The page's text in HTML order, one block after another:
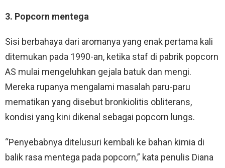
3. Popcorn mentega
Sisi berbahaya dari aromanya yang enak pertama kali
ditemukan pada 1990-an, ketika staf di pabrik popcorn
AS mulai mengeluhkan gejala batuk dan mengi.
Mereka rupanya mengalami masalah paru-paru
mematikan yang disebut bronkiolitis obliterans,
kondisi yang kini dikenal sebagai popcorn lungs.
“Penyebabnya ditelusuri kembali ke bahan kimia di
balik rasa mentega pada popcorn,” kata penulis Diana